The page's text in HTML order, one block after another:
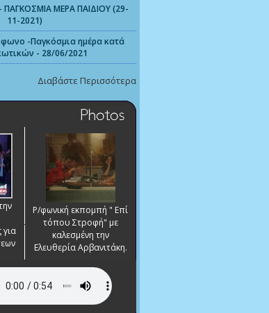
ΜΕΡΑ ΠΑΙΔΙΟΥ (29-
11-2021)
-Παγκόσμια ημέρα κατά
- 28/06/2021
Διαβάστε Περισσότερα
Ρ/φωνική εκπομπή " Επί
τόπου Στροφή" με
καλεσμένη την
Ελευθερία Αρβανιτάκη.